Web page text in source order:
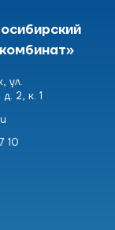
ул.
2, к. 1
10